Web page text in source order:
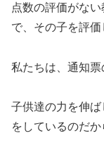
点数の評価がな
で、その子を評価
私たちは、通知票
子供達の力を伸
をしているのだか